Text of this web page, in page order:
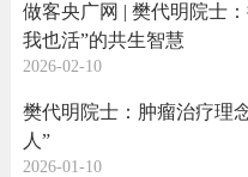
做客央广网 | 樊代明院士
我也活”的共生智慧
2026-02-10
樊代明院士：肿瘤治疗理
人”
2026-01-10